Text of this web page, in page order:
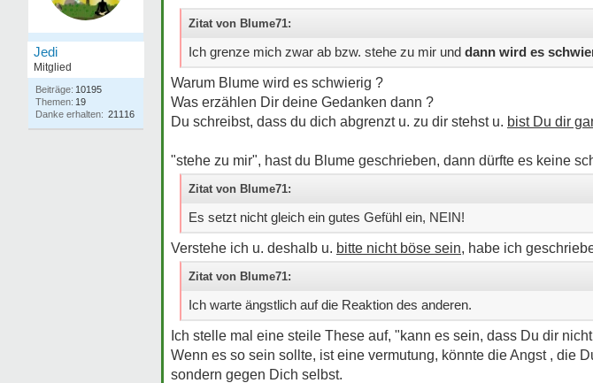
Jedi
Mitglied
Beiträge: 10195
Themen: 19
Danke erhalten: 21116
Zitat von Blume71:
Ich grenze mich zwar ab bzw. stehe zu mir und dann wird es
Warum Blume wird es schwierig ?
Was erzählen Dir deine Gedanken dann ?
Du schreibst, dass du dich abgrenzt u. zu dir stehst u. bist Du dir
"stehe zu mir", hast du Blume geschrieben, dann dürfte es keine
Zitat von Blume71:
Es setzt nicht gleich ein gutes Gefühl ein, NEIN!
Verstehe ich u. deshalb u. bitte nicht böse sein, habe ich
Zitat von Blume71:
Ich warte ängstlich auf die Reaktion des anderen.
Ich stelle mal eine steile These auf, "kann es sein, dass Du dir
Wenn es so sein sollte, ist eine vermutung, könnte die Angst , die
sondern gegen Dich selbst.